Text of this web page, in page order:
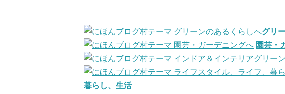
グリ
園芸・
暮らし、生活